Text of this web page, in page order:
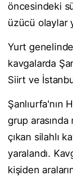
öncesindeki
üzücü olaylar
Yurt
kavgalarda
Siirt ve
Şanlıurfa'nın
grup
çıkan silahlı
yaralandı.
kişiden